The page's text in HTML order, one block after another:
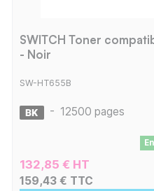
SWITCH Toner
- Noir
SW-HT655B
- 12500 pages
132,85 € HT
159,43 € TTC